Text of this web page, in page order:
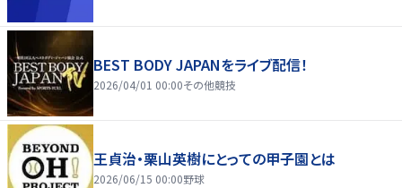
BEST BODY JAPANをライブ配信！
2026/04/01 00:00その他競技
王貞治・栗山英樹にとっての甲子園とは
2026/06/15 00:00野球